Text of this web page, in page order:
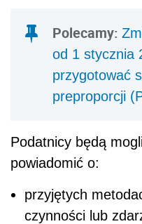
Polecamy:
od 1 stycznia
przygotować
preproporcji
Podatnicy będą
powiadomić o:
przyjętych
czynności lub